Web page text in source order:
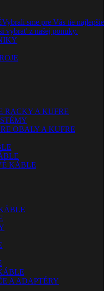
Vybrali sme pre Vás tie najlepšie
vybrať z našej ponuky.
RACKY A KUFRE
OBALY A KUFRE
KÁBLE
A ADAPTÉRY